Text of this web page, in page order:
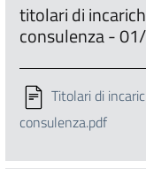
titolari di
consulenza -
Titolari di
consulenza.pdf